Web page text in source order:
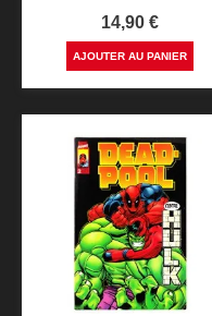
Prix
14,90 €
AJOUTER AU PANIER